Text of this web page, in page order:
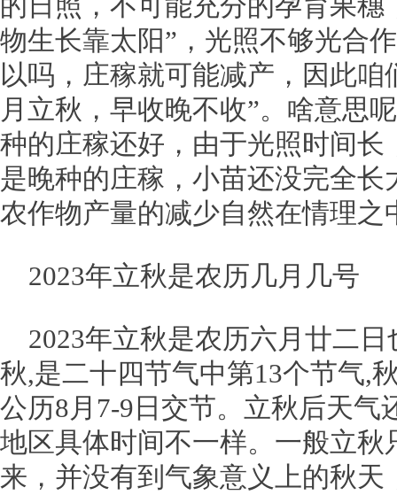
物生长靠太阳”，光照不够光合
以吗，庄稼就可能减产，因此咱
月立秋，早收晚不收”。啥意思
种的庄稼还好，由于光照时间
是晚种的庄稼，小苗还没完全
农作物产量的减少自然在情理之
2023年立秋是农历几月几号
2023年立秋是农历六月廿二
秋,是二十四节气中第13个节气,
公历8月7-9日交节。立秋后天气
地区具体时间不一样。一般立
来，并没有到气象意义上的秋